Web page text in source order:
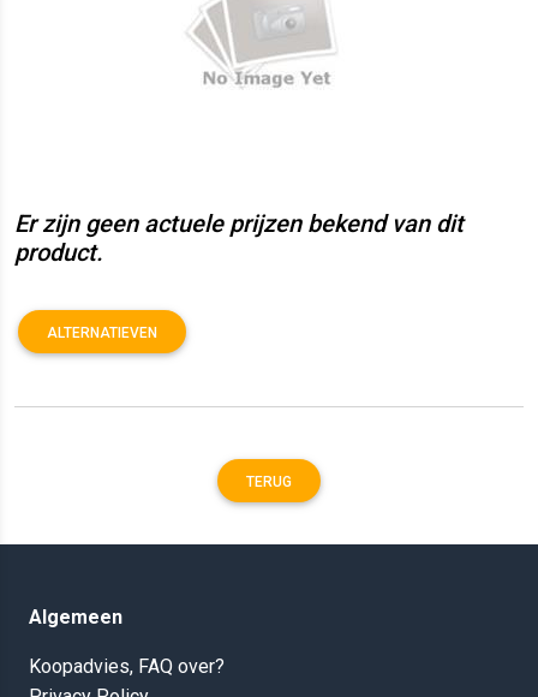
Er zijn geen actuele prijzen bekend van dit
product.
ALTERNATIEVEN
TERUG
Algemeen
Koopadvies, FAQ over?